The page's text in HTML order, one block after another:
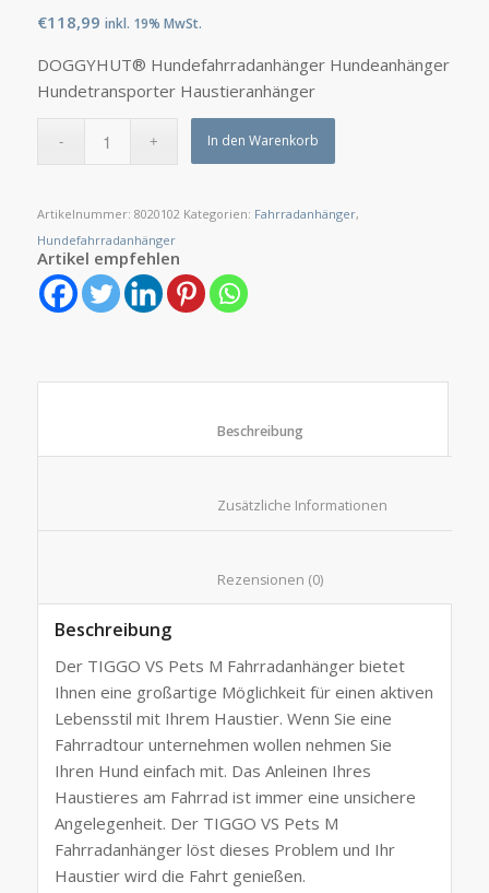
€118,99 inkl. 19% MwSt.
DOGGYHUT® Hundefahrradanhänger Hundeanhänger
Hundetransporter Haustieranhänger
In den Warenkorb
Artikelnummer: 8020102 Kategorien: Fahrradanhänger,
Hundefahrradanhänger
Artikel empfehlen
						Beschreibung
						Rezensionen (0)
Beschreibung
Der TIGGO VS Pets M Fahrradanhänger bietet
Ihnen eine großartige Möglichkeit für einen aktiven
Lebensstil mit Ihrem Haustier. Wenn Sie eine
Fahrradtour unternehmen wollen nehmen Sie
Ihren Hund einfach mit. Das Anleinen Ihres
Haustieres am Fahrrad ist immer eine unsichere
Angelegenheit. Der TIGGO VS Pets M
Fahrradanhänger löst dieses Problem und Ihr
Haustier wird die Fahrt genießen.